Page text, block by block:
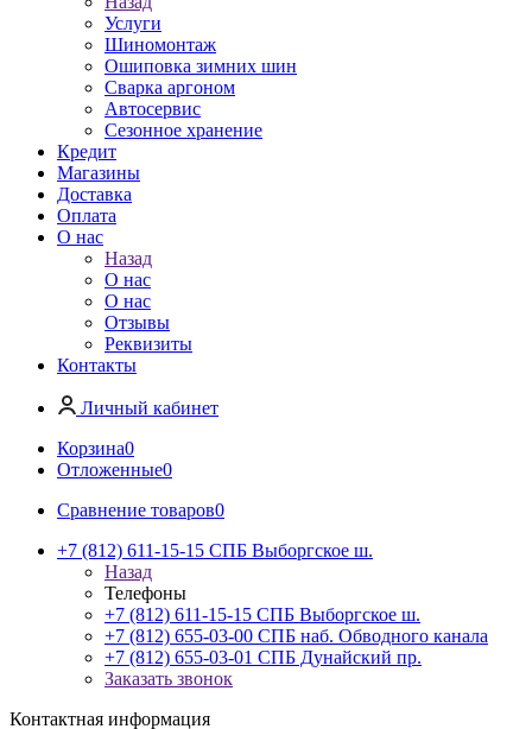
Услуги
Шиномонтаж
Ошиповка зимних шин
Сварка аргоном
Автосервис
Сезонное хранение
Кредит
Магазины
Доставка
Оплата
О нас
Назад
О нас
О нас
Отзывы
Реквизиты
Контакты
Личный кабинет
Корзина0
Отложенные0
Сравнение товаров0
+7 (812) 611-15-15 СПБ Выборгское ш.
Назад
Телефоны
+7 (812) 611-15-15 СПБ Выборгское ш.
+7 (812) 655-03-00 СПБ наб. Обводного канала
+7 (812) 655-03-01 СПБ Дунайский пр.
Заказать звонок
Контактная информация